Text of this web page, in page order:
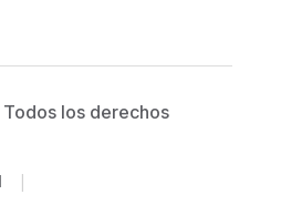
los derechos
|